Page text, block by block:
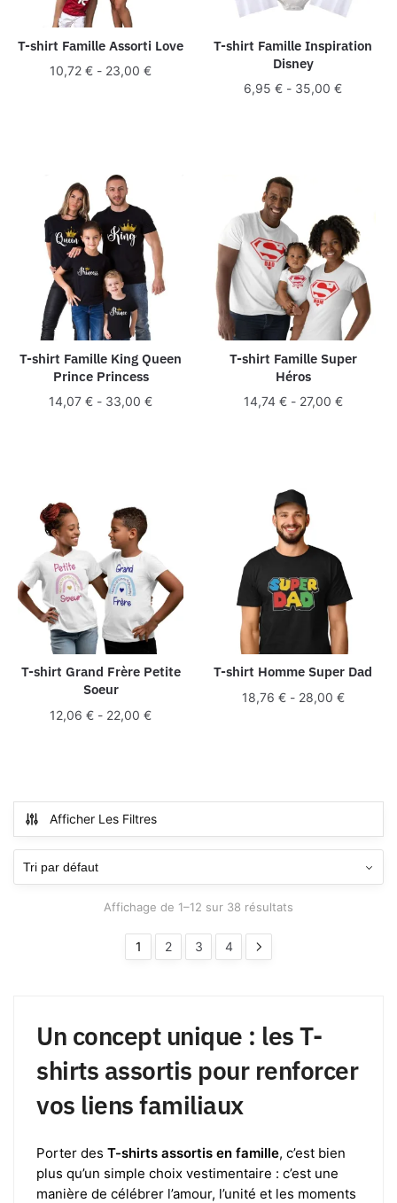
T-shirt Famille Assorti Love
10,72€ - 23,00€
T-shirt Famille Inspiration
Disney
6,95€ - 35,00€
T-shirt Famille King Queen
Prince Princess
14,07€ - 33,00€
T-shirt Famille Super
Héros
14,74 €- 27,00 €
T-shirt Grand Frère Petite
Soeur
12,06€ - 22,00€
T-shirt Homme Super Dad
18,76 €- 28,00 €
Afficher Les Filtres
Affichage de 1–12 sur 38 résultats
1 2 3 4
Un concept unique : les T-
shirts assortis pour renforcer
vos liens familiaux
Porter des T-shirts assortis en famille, c’est bien
plus qu’un simple choix vestimentaire : c’est une
manière de célébrer l’amour, l’unité et les moments